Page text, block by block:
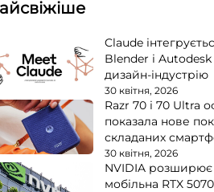
Claude
Blender і
дизайн-індустрію
30 квітня, 2026
Razr 70 і 70 Ultra
показала нове
складаних
30 квітня, 2026
NVIDIA розширює
мобільна RTX